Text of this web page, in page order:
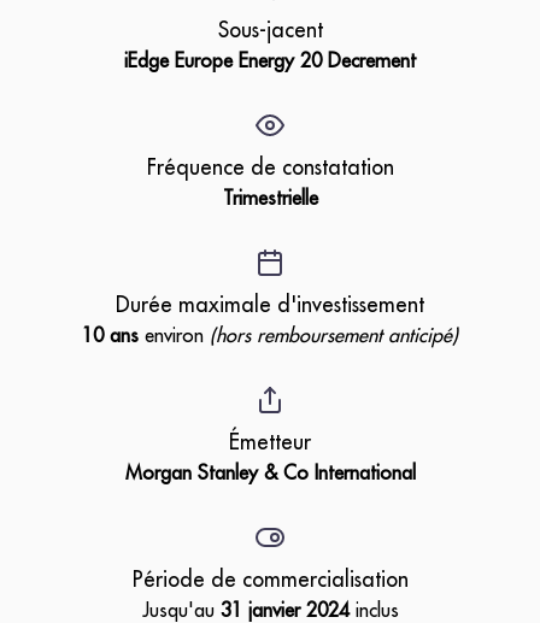
Sous-jacent
iEdge Europe Energy 20 Decrement
Fréquence de constatation
Trimestrielle
Durée maximale d'investissement
10 ans environ (hors remboursement anticipé)
Émetteur
Morgan Stanley & Co International
Période de commercialisation
Jusqu'au 31 janvier 2024inclus